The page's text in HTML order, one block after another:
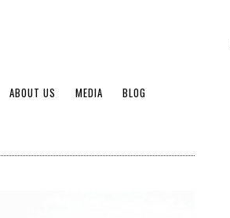
ABOUT US MEDIA BLOG